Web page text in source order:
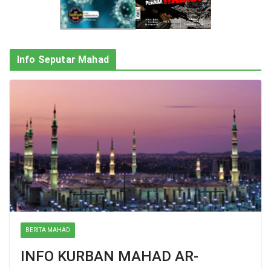
Info Seputar Mahad
BERITA MAHAD
INFO KURBAN MAHAD AR-